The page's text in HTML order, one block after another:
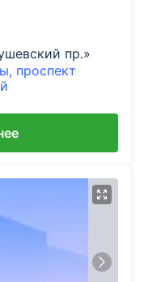
пр.»
проспект